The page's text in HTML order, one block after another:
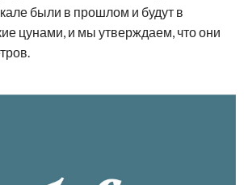
были в прошлом и будут в
цунами, и мы утверждаем, что они